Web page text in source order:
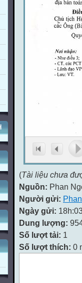
(Tài liệu chưa
Nguồn: Phan
Người gửi:
Ngày gửi:
Dung lượng:
Số lượt tải: 1
Số lượt thích: 0